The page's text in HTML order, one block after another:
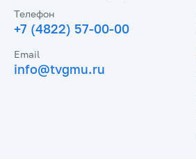
Телефон
+7 (4822) 57-00-00
Email
info@tvgmu.ru